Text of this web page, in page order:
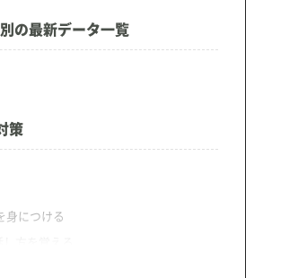
の最新データ一覧
策
身につける
方を覚える
ルする